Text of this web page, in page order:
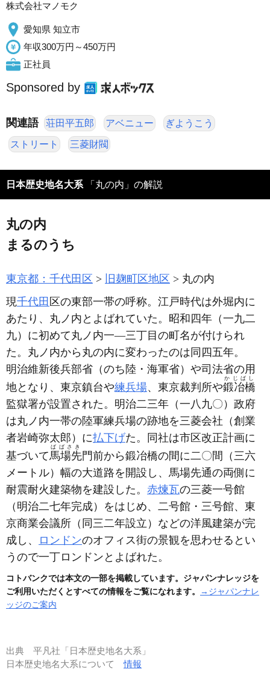
株式会社マノモク
愛知県 知立市
年収300万円～450万円
正社員
Sponsored by
関連語 荘田平五郎 アベニュー ぎようこう
ストリート 三菱財閥
日本歴史地名大系 「丸の内」の解説
丸の内
まるのうち
東京都：千代田区 旧麹町区地区
丸の内
現千代田 区の東部一帯の呼称。江戸時代は外堀内に
あたり、丸ノ内とよばれていた。昭和四年 （一九二
九） に初めて丸ノ内一―三丁目の町名が付けられ
た。丸ノ内から丸の内に変わったのは同四五年。
明治維新後兵部省 （のち陸・海軍省） や司法省の用
地となり、東京鎮台や練兵場、東京裁判所や鍛冶橋
かじばし
監獄署が設置された。明治二三年 （一八九〇） 政府
は丸ノ内一帯の陸軍練兵場の跡地を三菱会社 （創業
者岩崎弥太郎） に払下げた。同社は市区改正計画に
基づいて馬場先
ばばさき
門前から鍛冶橋の間に二〇間 （三六
メートル） 幅の大道路を開設し、馬場先通の両側に
耐震耐火建築物を建設した。 赤煉瓦の三菱一号館
（明治二七年完成） をはじめ、二号館・三号館、東
京商業会議所 （同三二年設立） などの洋風建築が完
成し、
ロンドンのオフィス街の景観を思わせるとい
うので一丁ロンドンとよばれた。
コトバンクでは本文の一部を掲載しています。ジャパンナレッジを
ご利用いただくとすべての情報をご覧になれます。
→ジャパンナレ
ッジのご案内
出典 平凡社「日本歴史地名大系」
日本歴史地名大系について情報